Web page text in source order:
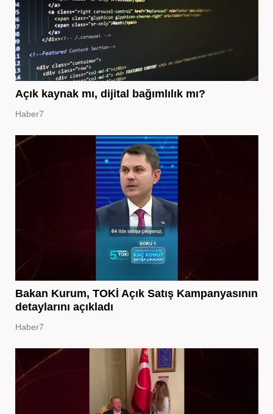
Açık kaynak mı, dijital bağımlılık mı?
Haber7
Bakan Kurum, TOKİ Açık Satış Kampanyasının
detaylarını açıkladı
Haber7